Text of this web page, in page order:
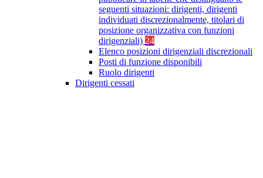
seguenti situazioni: dirigenti, dirigenti
individuati discrezionalmente, titolari di
posizione organizzativa con funzioni
dirigenziali) 24
Elenco posizioni dirigenziali discrezionali
Posti di funzione disponibili
Ruolo dirigenti
Dirigenti cessati